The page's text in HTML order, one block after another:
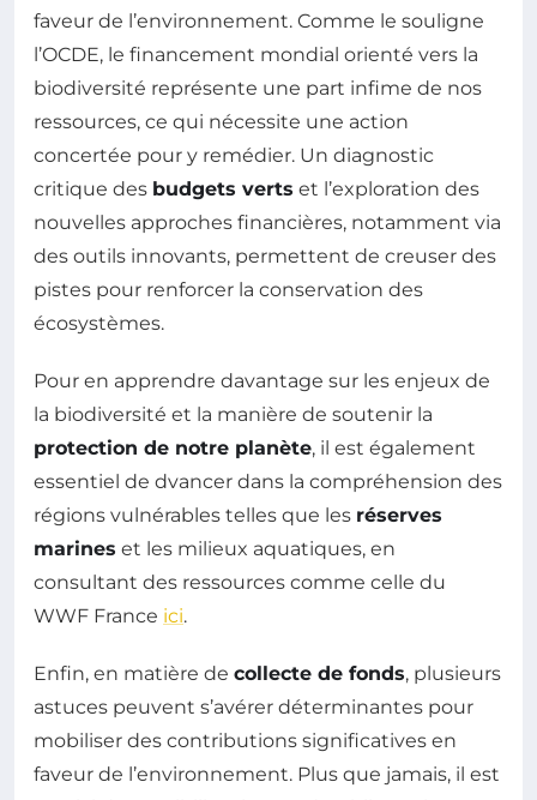
faveur de l’environnement. Comme le souligne
l’OCDE, le financement mondial orienté vers la
biodiversité représente une part infime de nos
ressources, ce qui nécessite une action
concertée pour y remédier. Un diagnostic
critique des budgets verts et l’exploration des
nouvelles approches financières, notamment via
des outils innovants, permettent de creuser des
pistes pour renforcer la conservation des
écosystèmes.
Pour en apprendre davantage sur les enjeux de
la biodiversité et la manière de soutenir la
protection de notre planète, il est également
essentiel de dvancer dans la compréhension des
régions vulnérables telles que les réserves
marines et les milieux aquatiques, en
consultant des ressources comme celle du
WWF France ici.
Enfin, en matière de collecte de fonds, plusieurs
astuces peuvent s’avérer déterminantes pour
mobiliser des contributions significatives en
faveur de l’environnement. Plus que jamais, il est